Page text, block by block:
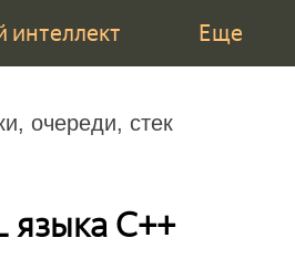
интеллект Еще
очереди, стек
C++